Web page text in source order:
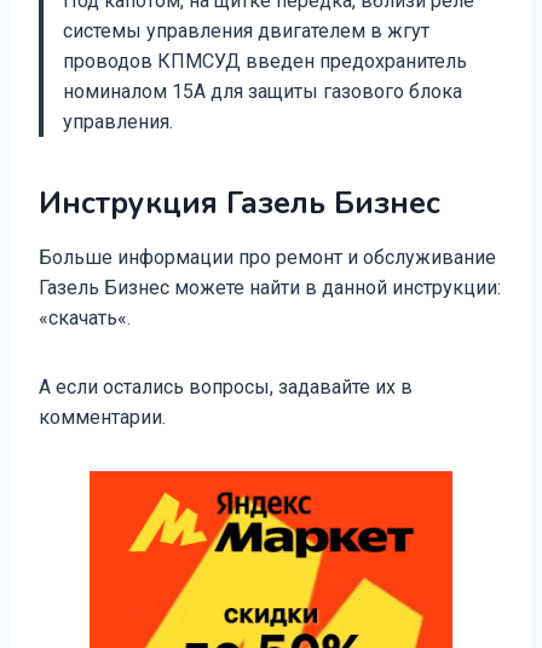
системы управления двигателем в жгут
проводов КПМСУД введен предохранитель
номиналом 15А для защиты газового блока
управления.
Инструкция Газель Бизнес
Больше информации про ремонт и обслуживание
Газель Бизнес можете найти в данной инструкции:
«скачать«.
А если остались вопросы, задавайте их в
комментарии.